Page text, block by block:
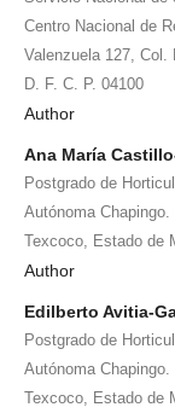
Centro Nacional de
Valenzuela 127, Col.
D. F. C. P. 04100
Author
Ana María
Postgrado de
Autónoma
Texcoco, Estado de
Author
Edilberto Avitia-
Postgrado de
Autónoma
Texcoco, Estado de